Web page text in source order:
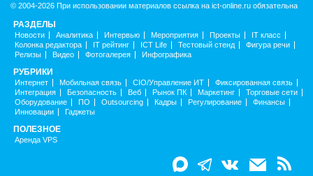
© 2004-2026 При использовании материалов ссылка на ict-online.ru обязательна
РАЗДЕЛЫ
Новости Аналитика Интервью Мероприятия Проекты
IT класс
Колонка редактора
IT рейтинг ICT Life Тестовый стенд
Фигура речи
Релизы
Видео Фотогалерея Инфографика
РУБРИКИ
Интернет Мобильная связь CIO/Управление ИТ
Фиксированная связь
Интеграция
Безопасность Веб Рынок ПК Маркетинг
Торговые сети
Оборудование
ПО Outsourcing Кадры Регулирование
Финансы
Инновации
Гаджеты
ПОЛЕЗНОЕ
Аренда VPS